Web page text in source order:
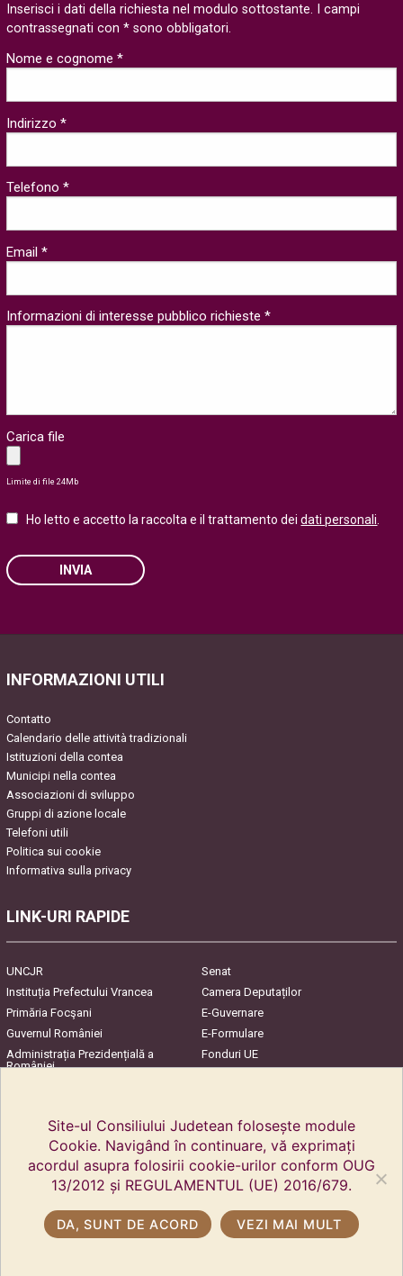
Inserisci i dati della richiesta nel modulo sottostante. I campi
contrassegnati con * sono obbligatori.
Nome e cognome *
Indirizzo *
Telefono *
Email *
Informazioni di interesse pubblico richieste *
Carica file
Limite di file 24Mb
Ho letto e accetto la raccolta e il trattamento deidati personali
INVIA
INFORMAZIONI UTILI
Contatto
Calendario delle attività tradizionali
Istituzioni della contea
Municipi nella contea
Associazioni di sviluppo
Gruppi di azione locale
Telefoni utili
Politica sui cookie
Informativa sulla privacy
LINK-URI RAPIDE
UNCJR
Senat
Instituția Prefectului Vrancea
Camera Deputaților
Primăria Focşani
E-Guvernare
Guvernul României
E-Formulare
Administrația Prezidențială a
României
Fonduri UE
Site-ul Consiliului Judetean folosește module
Cookie. Navigând în continuare, vă exprimați
acordul asupra folosirii cookie-urilor conform OUG
13/2012 și REGULAMENTUL (UE) 2016/679.
DA, SUNT DE ACORD VEZI MAI MULT